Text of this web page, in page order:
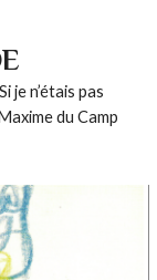
je n’étais pas
du Camp